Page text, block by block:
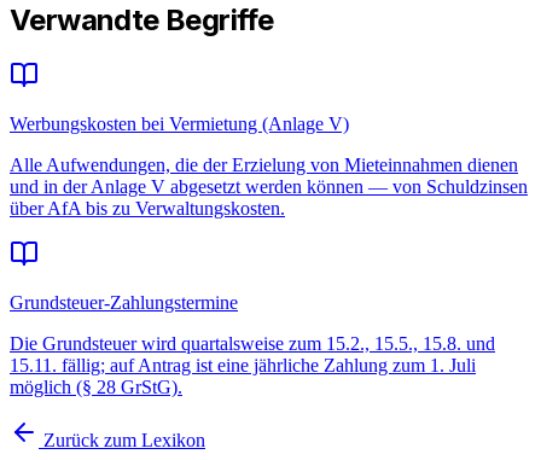
Verwandte Begriffe
Werbungskosten bei Vermietung (Anlage V)
Alle Aufwendungen, die der Erzielung von Mieteinnahmen dienen
und in der Anlage V abgesetzt werden können — von Schuldzinsen
über AfA bis zu Verwaltungskosten.
Grundsteuer-Zahlungstermine
Die Grundsteuer wird quartalsweise zum 15.2., 15.5., 15.8. und
15.11. fällig; auf Antrag ist eine jährliche Zahlung zum 1. Juli
möglich (§ 28 GrStG).
Zurück zum Lexikon